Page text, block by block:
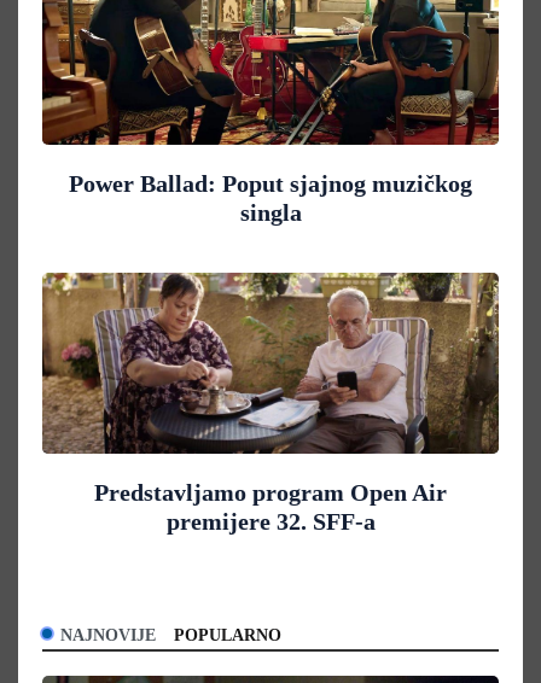
Power Ballad: Poput sjajnog muzičkog
singla
Predstavljamo program Open Air
premijere 32. SFF-a
NAJNOVIJE POPULARNO